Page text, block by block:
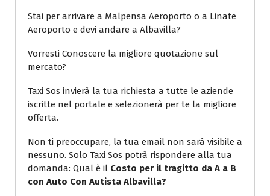
Stai per arrivare a Malpensa Aeroporto o a Linate
Aeroporto e devi andare a Albavilla?
Vorresti Conoscere la migliore quotazione sul
mercato?
Taxi Sos invierà la tua richiesta a tutte le aziende
iscritte nel portale e selezionerà per te la migliore
offerta.
Non ti preoccupare, la tua email non sarà visibile a
nessuno. Solo Taxi Sos potrà rispondere alla tua
domanda: Qual è il Costo per il tragitto da A a B
con Auto Con Autista Albavilla?